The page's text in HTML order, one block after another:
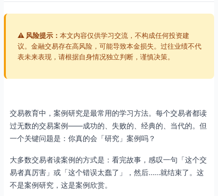
第三部分：数据收集方法
3.2 六种数据收集方法
3.3 深度访谈技术
4.2 扎根理论方法
4.3 分析软件工具
第五部分：交易案例研究的应用框架
5.1 交易案例研究的特殊性
⚠️ 风险提示： 本文内容仅供学习交流，不构成任何投资建
议。金融交易存在高风险，可能导致本金损失。过往业绩不代
表未来表现，请根据自身情况独立判断，谨慎决策。
交易教育中，案例研究是最常用的学习方法。每个交易者都读
过无数的交易案例——成功的、失败的、经典的、当代的。但
一个关键问题是：你真的会「研究」案例吗？
大多数交易者读案例的方式是：看完故事，感叹一句「这个交
易者真厉害」或「这个错误太蠢了」，然后……就结束了。这
不是案例研究，这是案例欣赏。